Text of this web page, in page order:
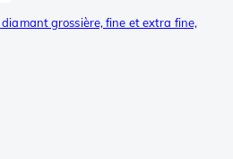
grossière, fine et extra fine,